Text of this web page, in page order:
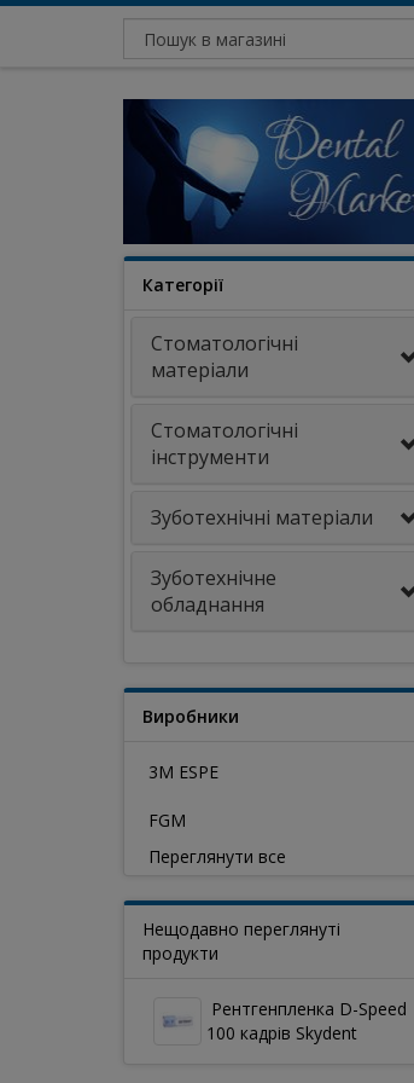
Категорії
Стоматологічні
матеріали
Стоматологічні
інструменти
Зуботехнічні матеріали
Зуботехнічне
обладнання
Виробники
3M ESPE
FGM
Переглянути все
Нещодавно переглянуті
продукти
Рентгенпленка D-Speed
100 кадрів Skydent